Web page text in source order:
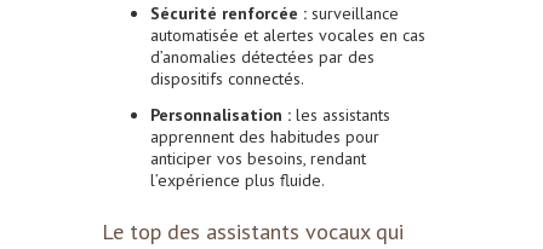
Sécurité renforcée : surveillance
automatisée et alertes vocales en cas
d’anomalies détectées par des
dispositifs connectés.
Personnalisation : les assistants
apprennent des habitudes pour
anticiper vos besoins, rendant
l’expérience plus fluide.
Le top des assistants vocaux qui